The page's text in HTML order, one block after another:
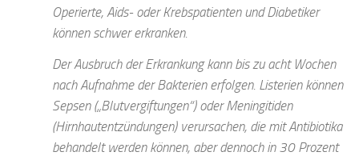
Operierte, Aids- oder Krebspatienten und Diabetiker
können schwer erkranken.
Der Ausbruch der Erkrankung kann bis zu acht Wochen
nach Aufnahme der Bakterien erfolgen. Listerien können
Sepsen („Blutvergiftungen“) oder Meningitiden
(Hirnhautentzündungen) verursachen, die mit Antibiotika
behandelt werden können, aber dennoch in 30 Prozent